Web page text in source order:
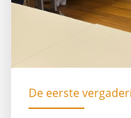
De eerste